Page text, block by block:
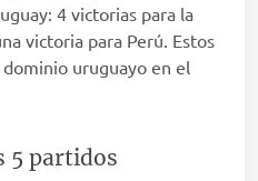
4 victorias para la
victoria para Perú. Estos
uruguayo en el
5 partidos